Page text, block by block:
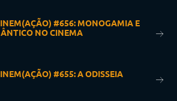
#656: MONOGAMIA E
NO CINEMA
#655: A ODISSEIA